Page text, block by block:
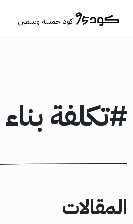
كود خمسة وتسعين
#تكلفة
المقالات